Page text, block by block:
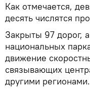
Как отмечается,
десять числятся
Закрыты 97 дорог,
национальных
движение
связывающих
другими регионами.